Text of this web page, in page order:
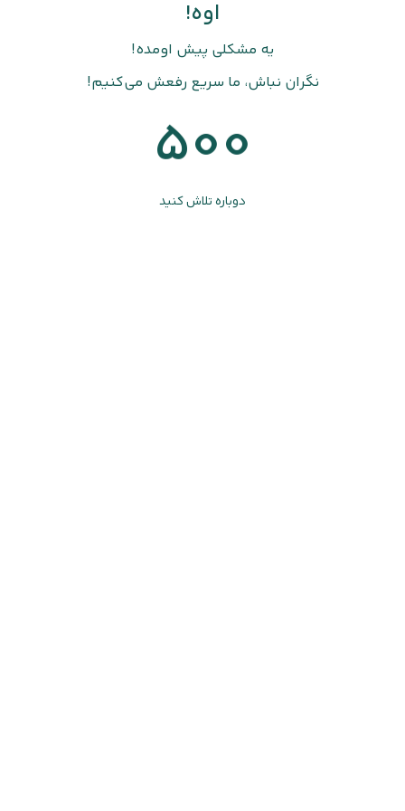
اوه!
یه مشکلی پیش اومده!
نگران نباش، ما سریع رفعش می‌کنیم!
500
دوباره تلاش کنید